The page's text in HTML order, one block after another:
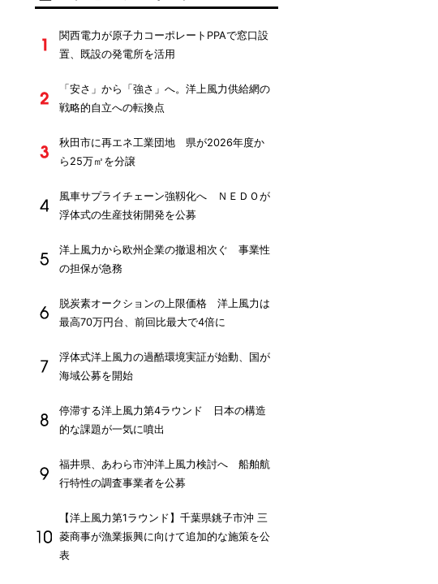
関西電力が原子力コーポレートPPAで窓口設
置、既設の発電所を活用
「安さ」から「強さ」へ。洋上風力供給網の
戦略的自立への転換点
秋田市に再エネ工業団地 県が2026年度か
ら25万㎡を分譲
風車サプライチェーン強靱化へ ＮＥＤＯが
浮体式の生産技術開発を公募
洋上風力から欧州企業の撤退相次ぐ 事業性
の担保が急務
脱炭素オークションの上限価格 洋上風力は
最高70万円台、前回比最大で4倍に
浮体式洋上風力の過酷環境実証が始動、国が
海域公募を開始
停滞する洋上風力第4ラウンド 日本の構造
的な課題が一気に噴出
福井県、あわら市沖洋上風力検討へ 船舶航
行特性の調査事業者を公募
【洋上風力第1ラウンド】千葉県銚子市沖 三
菱商事が漁業振興に向けて追加的な施策を公
表